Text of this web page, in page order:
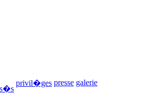
privil�ges presse galerie